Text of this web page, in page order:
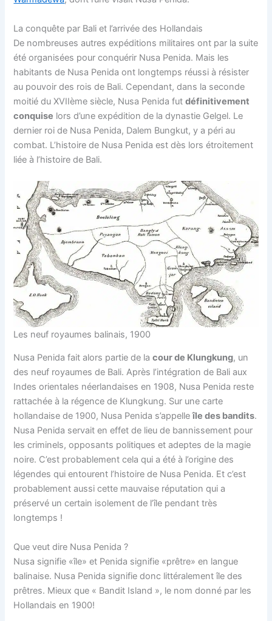
La conquête par Bali et l’arrivée des Hollandais
De nombreuses autres expéditions militaires ont par la suite
été organisées pour conquérir Nusa Penida. Mais les
habitants de Nusa Penida ont longtemps réussi à résister
au pouvoir des rois de Bali. Cependant, dans la seconde
moitié du XVIIème siècle, Nusa Penida futdéfinitivement
conquise lors d’une expédition de la dynastie Gelgel. Le
dernier roi de Nusa Penida, Dalem Bungkut, y a péri au
combat. L’histoire de Nusa Penida est dès lors étroitement
liée à l’histoire de Bali.
Les neuf royaumes balinais, 1900
Nusa Penida fait alors partie de lacour de Klungkung, un
des neuf royaumes de Bali. Après l’intégration de Bali aux
Indes orientales néerlandaises en 1908, Nusa Penida reste
rattachée à la régence de Klungkung. Sur une carte
hollandaise de 1900, Nusa Penida s’appelleîle des bandits.
Nusa Penida servait en effet de lieu de bannissement pour
les criminels, opposants politiques et adeptes de la magie
noire. C’est probablement cela qui a été à l’origine des
légendes qui entourent l’histoire de Nusa Penida. Et c’est
probablement aussi cette mauvaise réputation qui a
préservé un certain isolement de l’île pendant très
longtemps !
Que veut dire Nusa Penida ?
Nusa signifie «île» et Penida signifie «prêtre» en langue
balinaise. Nusa Penida signifie donc littéralement île des
prêtres. Mieux que « Bandit Island », le nom donné par les
Hollandais en 1900!